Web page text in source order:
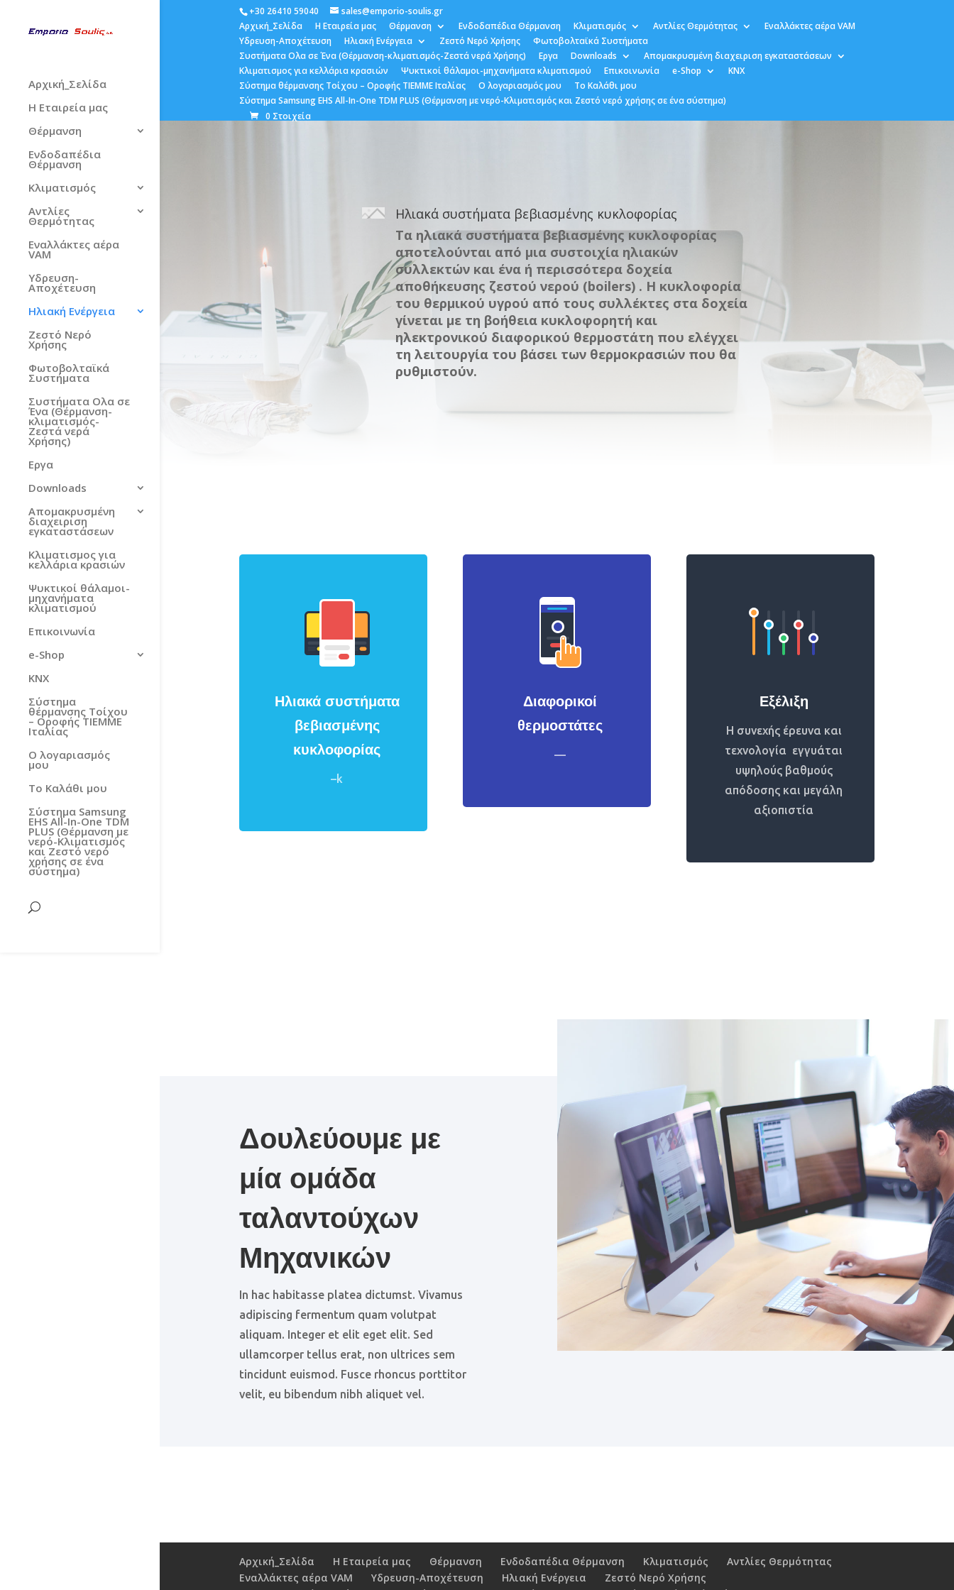
+30 26410 59040
sales@emporio-soulis.gr
Αρχική_Σελίδα
Η Εταιρεία μας Θέρμανση Ενδοδαπέδια Θέρμανση Κλιματισμός Αντλίες Θερμότητας
Εναλλάκτες αέρα VAM
Υδρευση-Αποχέτευση
Ηλιακή Ενέργεια Ζεστό Νερό Χρήσης
Φωτοβολταϊκά Συστήματα
Συστήματα Ολα σε Ένα (Θέρμανση-κλιματισμός-Ζεστά νερά Χρήσης)
Εργα Downloads
Απομακρυσμένη διαχειριση εγκαταστάσεων
Κλιματισμος για κελλάρια κρασιών
Ψυκτικοί θάλαμοι-μηχανήματα κλιματισμού Επικοινωνία e-Shop
KNX
Σύστημα θέρμανσης Τοίχου – Οροφής TIEMME Ιταλίας
Ο λογαριασμός μου
Το Καλάθι μου
Σύστημα Samsung EHS All-In-One TDM PLUS (Θέρμανση με νερό-Κλιματισμός και Ζεστό νερό χρήσης σε ένα σύστημα)
0 Στοιχεία
Αρχική_Σελίδα
Η Εταιρεία μας
Θέρμανση
Ενδοδαπέδια
Θέρμανση
Κλιματισμός
Αντλίες
Θερμότητας
Εναλλάκτες αέρα
VAM
Υδρευση-
Αποχέτευση
Ηλιακή Ενέργεια
Ζεστό Νερό
Χρήσης
Φωτοβολταϊκά
Συστήματα
Συστήματα Ολα σε
Ένα (Θέρμανση-
κλιματισμός-
Ζεστά νερά
Χρήσης)
Εργα
Downloads
Απομακρυσμένη
διαχειριση
εγκαταστάσεων
Κλιματισμος για
κελλάρια κρασιών
Ψυκτικοί θάλαμοι-
μηχανήματα
κλιματισμού
Επικοινωνία
e-Shop
KNX
Σύστημα
θέρμανσης Τοίχου
– Οροφής TIEMME
Ιταλίας
Ο λογαριασμός
μου
Το Καλάθι μου
Σύστημα Samsung
EHS All-In-One TDM
PLUS (Θέρμανση με
νερό-Κλιματισμός
και Ζεστό νερό
χρήσης σε ένα
σύστημα)
Ηλιακά συστήματα βεβιασμένης κυκλοφορίας
Τα ηλιακά συστήματα βεβιασμένης κυκλοφορίας
αποτελούνται από μια συστοιχία ηλιακών
συλλεκτών και ένα ή περισσότερα δοχεία
αποθήκευσης ζεστού νερού (boilers) . Η κυκλοφορία
του θερμικού υγρού από τους συλλέκτες στα δοχεία
γίνεται με τη βοήθεια κυκλοφορητή και
ηλεκτρονικού διαφορικού θερμοστάτη που ελέγχει
τη λειτουργία του βάσει των θερμοκρασιών που θα
ρυθμιστούν.
Ηλιακά συστήματα
βεβιασμένης
κυκλοφορίας
–k
Διαφορικοί
θερμοστάτες
—
Εξέλιξη
Η συνεχής έρευνα και
τεχνολογία εγγυάται
υψηλούς βαθμούς
απόδοσης και μεγάλη
αξιοπιστία
Δουλεύουμε με
μία ομάδα
ταλαντούχων
Μηχανικών
In hac habitasse platea dictumst. Vivamus
adipiscing fermentum quam volutpat
aliquam. Integer et elit eget elit. Sed
ullamcorper tellus erat, non ultrices sem
tincidunt euismod. Fusce rhoncus porttitor
velit, eu bibendum nibh aliquet vel.
Αρχική_Σελίδα Η Εταιρεία μας Θέρμανση Ενδοδαπέδια Θέρμανση Κλιματισμός
Αντλίες Θερμότητας
Εναλλάκτες αέρα VAM
Υδρευση-Αποχέτευση Ηλιακή Ενέργεια
Ζεστό Νερό Χρήσης